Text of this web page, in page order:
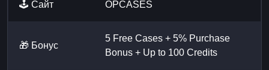
🕹️ Сайт OPCASES
🎁 Бонус
5 Free Cases + 5% Purchase
Bonus + Up to 100 Credits